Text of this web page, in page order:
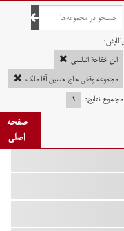
صفحه اصلی
پالایش:
ابن خفاجة اندلسی
مجموعه وقفی حاج حسین آقا ملک
مجموع نتایج:
۱
صفحه
اصلی